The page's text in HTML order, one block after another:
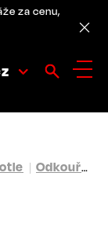
za cenu,
Odkouření